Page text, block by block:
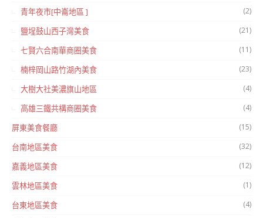
青年夜市[中崙地區 ] (2)
鹽埕鼓山西子灣美食 (21)
七賢六合南華商圈美食 (11)
楠梓岡山路竹湖內美食 (23)
大樹大社美濃旗山地區 (4)
高雄三鐵共構商圈美食 (4)
屏東美食餐廳 (15)
台南地區美食 (32)
嘉義地區美食 (12)
雲林地區美食 (1)
台東地區美食 (4)